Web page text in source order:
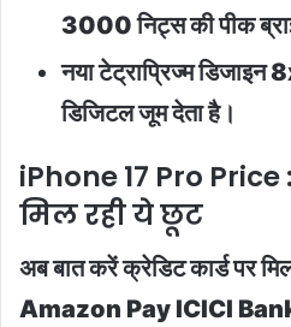
3000 निट्स की पीक
नया टेट्राप्रिज्म
डिजिटल जूम देता है।
iPhone 17 Pro Price
मिल रही ये छूट
अब बात करें क्रेडिट कार्ड पर
Amazon Pay ICICI Bank